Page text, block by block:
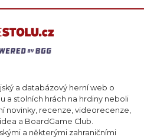
a databázový herní web o
a stolních hrách na hrdiny neboli
novinky, recenze, videorecenze,
a BoardGame Club.
a některými zahraničními